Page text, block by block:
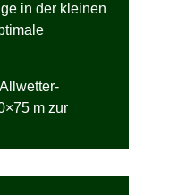
in der kleinen
m zur